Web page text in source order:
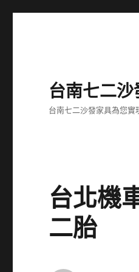
台南七二
台南七二沙發家具為您
台北機
二胎